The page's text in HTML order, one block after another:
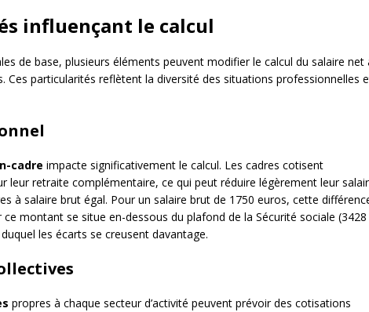
influençant le calcul
de base, plusieurs éléments peuvent modifier le calcul du salaire net
Ces particularités reflètent la diversité des situations professionnelles
cadre impacte significativement le calcul. Les cadres cotisent
leur retraite complémentaire, ce qui peut réduire légèrement leur
à salaire brut égal. Pour un salaire brut de 1750 euros, cette
montant se situe en-dessous du plafond de la Sécurité sociale (3428
les écarts se creusent davantage.
propres à chaque secteur d’activité peuvent prévoir des cotisations